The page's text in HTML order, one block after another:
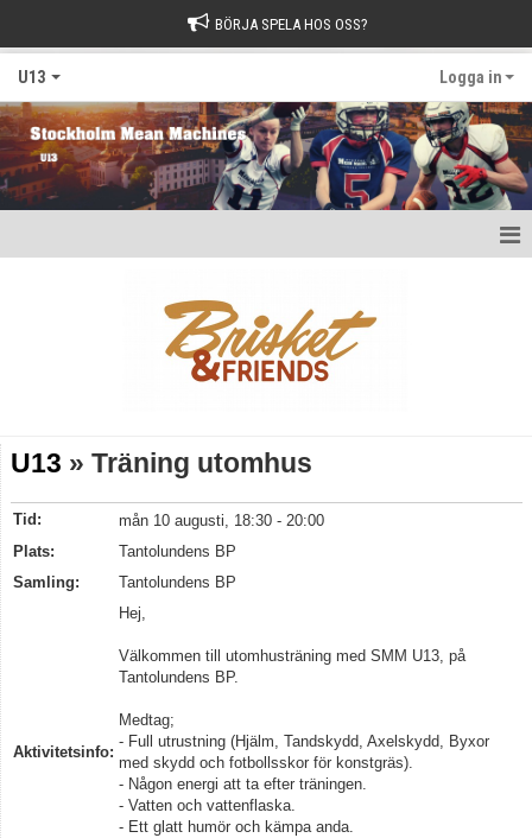
BÖRJA SPELA HOS OSS?
U13 Logga in
Kontakt
U13 » Träning utomhus
Tid:
mån 10 augusti, 18:30 - 20:00
Plats:
Tantolundens BP
Samling:
Tantolundens BP
Aktivitetsinfo:
Hej,
Välkommen till utomhusträning med SMM U13, på
Tantolundens BP.
Medtag;
- Full utrustning (Hjälm, Tandskydd, Axelskydd, Byxor
med skydd och fotbollsskor för konstgräs).
- Någon energi att ta efter träningen.
- Vatten och vattenflaska.
- Ett glatt humör och kämpa anda.